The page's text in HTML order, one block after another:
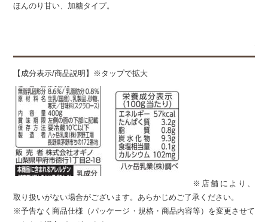
ほんのり甘い、加糖タイプ。
【成分表示/商品説明】※タップで拡大
※店舗により、
取り扱いがない場合がございます。あらかじめご了承ください。
※予告なく商品仕様（パッケージ・規格・商品内容等）を変更させて